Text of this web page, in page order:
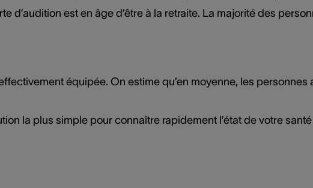
d’audition est en âge d’être à la retraite. La majorité des
équipée. On estime qu’en moyenne, les personnes
la plus simple pour connaître rapidement l’état de votre santé